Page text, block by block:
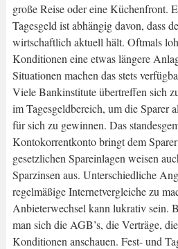
große Reise oder eine Küchenfront.
Tagesgeld ist abhängig davon, dass
wirtschaftlich aktuell hält. Oftmals
Konditionen eine etwas längere
Situationen machen das stets
Viele Bankinstitute übertreffen sich
im Tagesgeldbereich, um die Sparer
für sich zu gewinnen. Das
Kontokorrentkonto bringt dem
gesetzlichen Spareinlagen weisen
Sparzinsen aus. Unterschiedliche
regelmäßige Internetvergleiche zu
Anbieterwechsel kann lukrativ sein.
man sich die AGB’s, die Verträge,
Konditionen anschauen. Fest- und